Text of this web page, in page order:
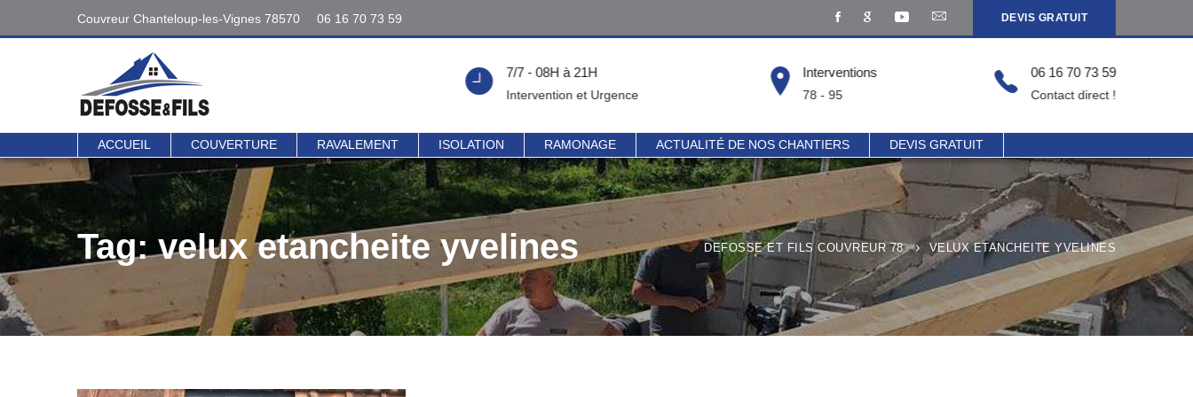
Couvreur Chanteloup-les-Vignes 78570 06 16 70 73 59 DEVIS GRATUIT
Interventions
78 - 95
7/7 - 08H à 21H
Intervention et Urgence
Interventions
78 - 95
06 16 70 73 59
Contact direct !
ACCUEIL COUVERTURE RAVALEMENT ISOLATION RAMONAGE ACTUALITÉ DE NOS CHANTIERS DEVIS GRATUIT
Tag: velux etancheite yvelines DEFOSSE ET FILS COUVREUR 78 VELUX ETANCHEITE YVELINES